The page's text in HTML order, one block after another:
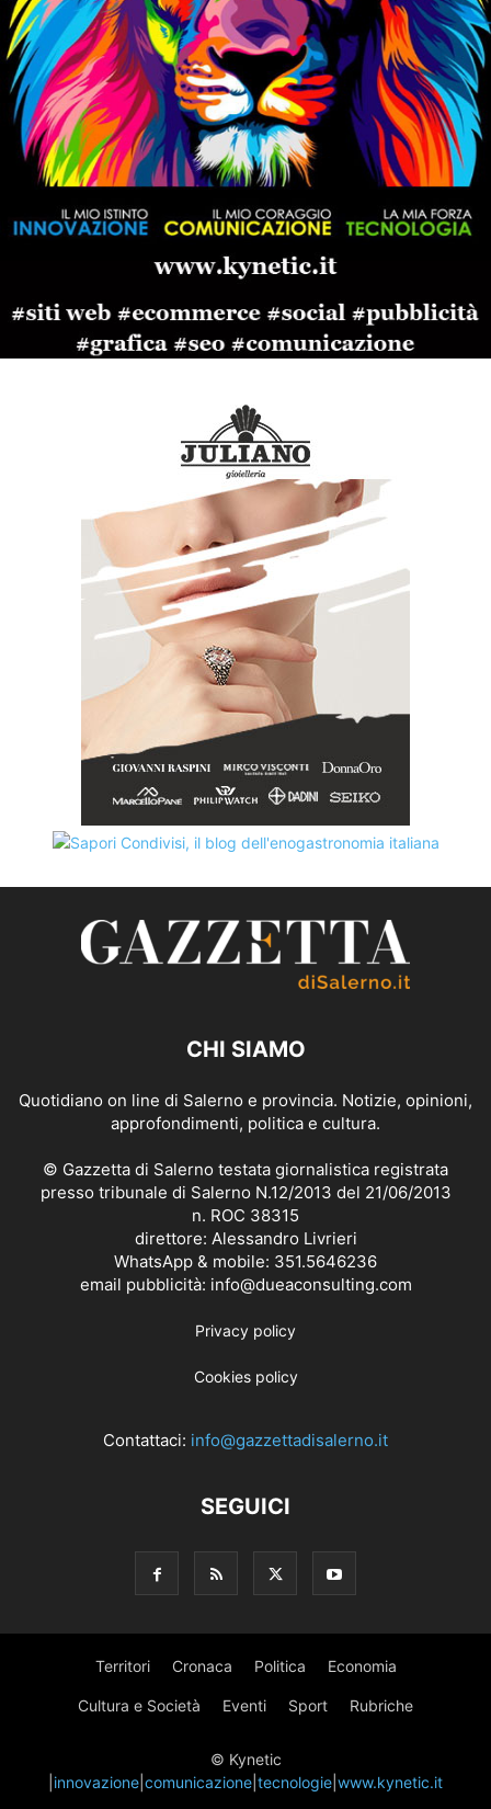
CHI SIAMO
Quotidiano on line di Salerno e provincia. Notizie, opinioni,
approfondimenti, politica e cultura.
© Gazzetta di Salerno testata giornalistica registrata
presso tribunale di Salerno N.12/2013 del 21/06/2013
n. ROC 38315
direttore: Alessandro Livrieri
WhatsApp & mobile: 351.5646236
email pubblicità: info@dueaconsulting.com
Privacy policy
Cookies policy
Contattaci: info@gazzettadisalerno.it
SEGUICI
Territori Cronaca Politica Economia
Cultura e Società Eventi Sport Rubriche
© Kynetic
innovazione comunicazione tecnologie www.kynetic.it